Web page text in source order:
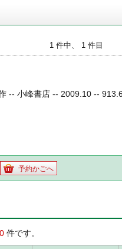
1 件中、 1 件目
-- 小峰書店 -- 2009.10 --
予約かごへ
0 件です。